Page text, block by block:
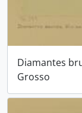
Diamantes
Grosso